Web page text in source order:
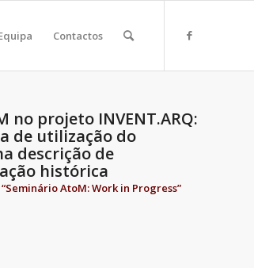
Contactos
no projeto INVENT.ARQ:
de utilização do
descrição de
histórica
AtoM: Work in Progress”